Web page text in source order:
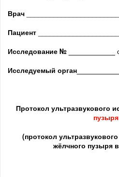
Врач
Пациент
Исследование № ____________
Исследуемый орган
Протокол ультразвукового
пузыря
(протокол
жёлчного пузыря